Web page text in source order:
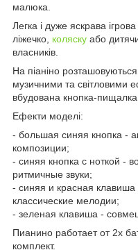
малюка.
Легка і дуже яскрава
ліжечко, коляску або
власників.
На піаніно
музичними та світловими
вбудована кнопка-пищалка
Ефекти моделі:
- большая синяя кнопка -
композиции;
- синяя кнопка с ноткой -
ритмичные звуки;
- синяя и красная
классические мелодии;
- зеленая клавиша -
Пианино работает от 2х
комплект.